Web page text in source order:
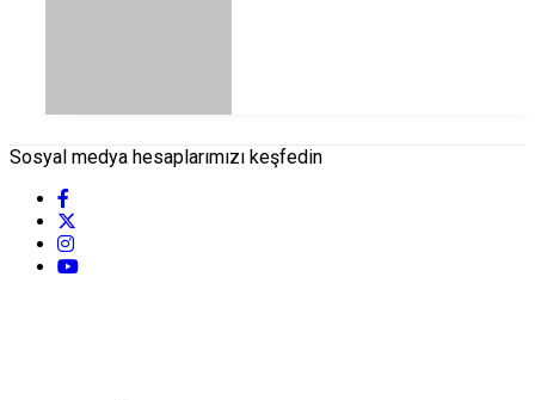
Sosyal medya hesaplarımızı keşfedin